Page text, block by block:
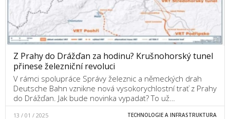
Z Prahy do Drážďan za hodinu? Krušnohorský tunel
přinese železniční revoluci
V rámci spolupráce Správy železnic a německých drah
Deutsche Bahn vznikne nová vysokorychlostní trať z Prahy
do Drážďan. Jak bude novinka vypadat? To už…
13 / 01 / 2025 TECHNOLOGIE A INFRASTRUKTURA